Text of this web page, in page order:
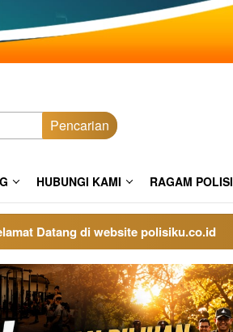
Pencarian
HUBUNGI KAMI RAGAM POLISI
Datang di website polisiku.co.id